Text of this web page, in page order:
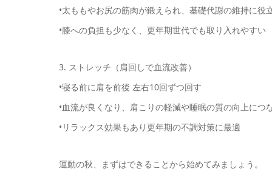
•太ももやお尻の筋肉が鍛えられ、基礎代謝の維持に役
•膝への負担も少なく、更年期世代でも取り入れやすい
3. ストレッチ（肩回しで血流改善）
•寝る前に肩を前後 左右10回ずつ回す
•血流が良くなり、肩こりの軽減や睡眠の質の向上につ
•リラックス効果もあり更年期の不調対策に最適
運動の秋、まずはできることから始めてみましょう。